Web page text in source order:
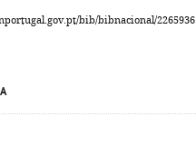
bib/bibnacional/2265936